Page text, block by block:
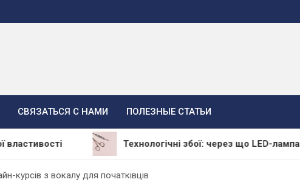
СВЯЗАТЬСЯ С НАМИ ПОЛЕЗНЫЕ СТАТЬИ
Технологічні збої: через що LED-лампа залишає
курсів з вокалу для початківців